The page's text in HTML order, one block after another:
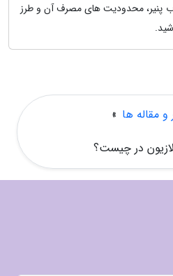
پنیر، محدودیت های مصرف آن و طرز
و مقاله ها »
در چیست؟